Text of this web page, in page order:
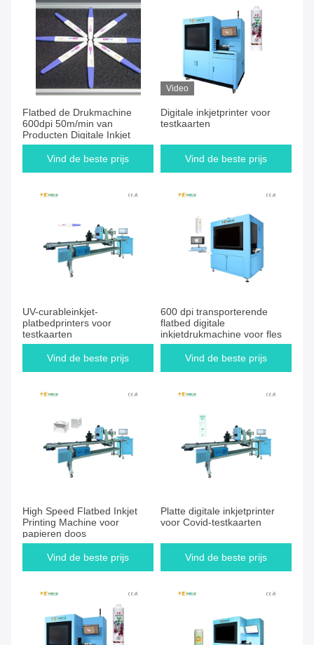
Flatbed de Drukmachine
600dpi 50m/min van
Producten Digitale Inkjet
Vind de beste prijs
Video
Digitale inkjetprinter voor
testkaarten
Vind de beste prijs
UV-curableinkjet-
platbedprinters voor
testkaarten
Vind de beste prijs
600 dpi transporterende
flatbed digitale
inkjetdrukmachine voor fles
Vind de beste prijs
High Speed Flatbed Inkjet
Printing Machine voor
papieren doos
Vind de beste prijs
Platte digitale inkjetprinter
voor Covid-testkaarten
Vind de beste prijs